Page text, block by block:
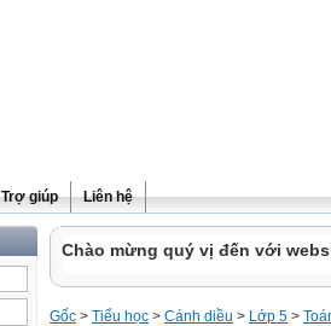
Trợ giúp Liên hệ
Chào mừng quý vị đến với
Gốc > Tiểu học > Cánh diều > Lớp 5 >